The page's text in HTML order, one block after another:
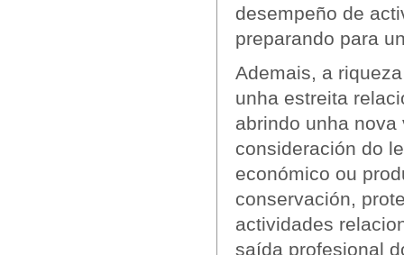
desempeño de
preparando para
Ademais, a
unha estreita
abrindo unha
consideración do
económico ou
conservación,
actividades
saída profesional